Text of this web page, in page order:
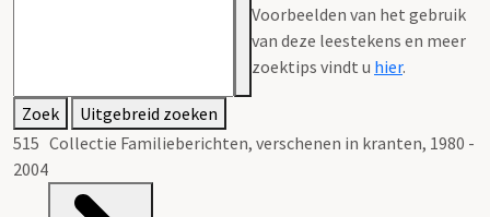
Voorbeelden van het gebruik
van deze leestekens en meer
zoektips vindt u hier.
Zoek
Uitgebreid zoeken
515 Collectie Familieberichten, verschenen in kranten, 1980 -
2004